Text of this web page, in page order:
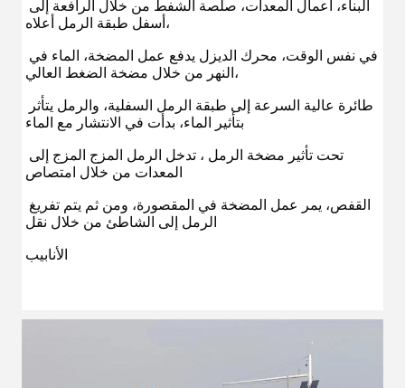
أسفل طبقة الرمل أعلاه،
النهر من خلال مضخة الضغط العالي،
بتأثير الماء، بدأت في الانتشار مع الماء
المعدات من خلال امتصاص
الرمل إلى الشاطئ من خلال نقل
الأنابيب